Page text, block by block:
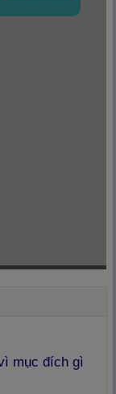
mục đích gì